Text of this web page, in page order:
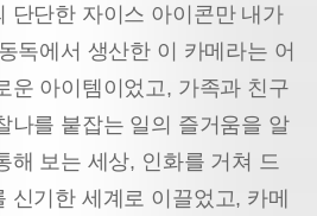
단단한 자이스 아이콘만 내가
독에서 생산한 이 카메라는 어
운 아이템이었고, 가족과 친구
나를 붙잡는 일의 즐거움을 알
해 보는 세상, 인화를 거쳐 드
신기한 세계로 이끌었고, 카메